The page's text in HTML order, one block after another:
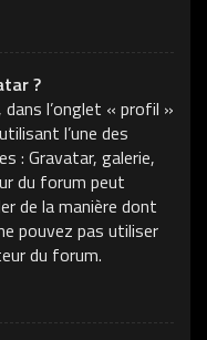
?
l’onglet « profil »
l’une des
: Gravatar, galerie,
du forum peut
de la manière dont
pouvez pas utiliser
du forum.